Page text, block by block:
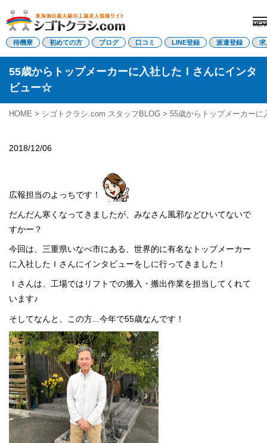
電話受付はこちら
派遣登録
待機寮について
愛知県
三重県
静岡県
関西エリア
滋賀県
京都府
大阪府
兵庫県
奈良県
和歌山県
関東エリア
茨城県
栃木県
群馬県
埼玉県
千葉県
東京都
神奈川県
東北エリア
青森県
待機寮 初めての方 ブログ 口コミ LINE登録 派遣登録 求
55歳からトップメーカーに入社したＩさんにインタ
ビュー☆
HOME > シゴトクラシ.com スタッフBLOG > 55歳からトップメーカー
2018/12/06
広報担当のよっちです！
だんだん寒くなってきましたが、みなさん風邪などひいてないで
すかー？
今回は、三重県いなべ市にある、世界的に有名なトップメーカー
に入社したＩさんにインタビューをしに行ってきました！
Ｉさんは、工場ではリフトでの搬入・搬出作業を担当してくれて
います♪
そしてなんと、この方...今年で55歳なんです！